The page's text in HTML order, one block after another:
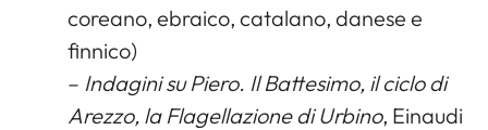
coreano, ebraico, catalano, danese e
finnico)
– Indagini su Piero. Il Battesimo, il ciclo di
Arezzo, la Flagellazione di Urbino, Einaudi